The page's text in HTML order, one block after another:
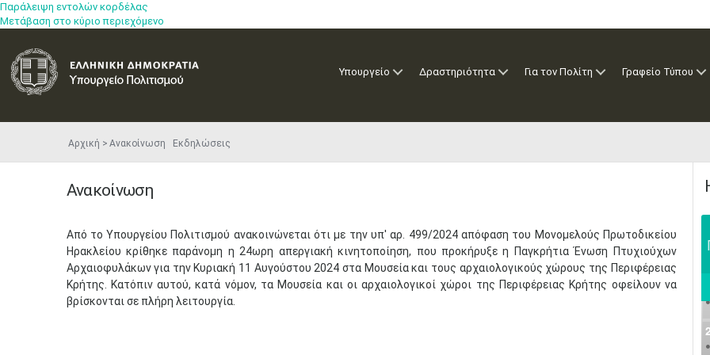
Παράλειψη εντολών κορδέλας
Μετάβαση στο κύριο περιεχόμενο
Υπουργείο Δραστηριότητα Για τον Πολίτη Γραφείο Τύπου
Αρχική Ανακοίνωση Εκδηλώσεις
Ανακοίνωση
​Από το Υπουργείου Πολιτισμού ανακοινώνεται ότι με την υπ' αρ. 499/2024 απόφαση του Μονομελούς Πρωτοδικείου
Ηρακλείου κρίθηκε παράνομη η 24ωρη απεργιακή κινητοποίηση, που προκήρυξε η Παγκρήτια Ένωση Πτυχιούχων
Αρχαιοφυλάκων για την Κυριακή 11 Αυγούστου 2024 στα Μουσεία και τους αρχαιολογικούς χώρους της Περιφέρειας
Κρήτης. Κατόπιν αυτού, κατά νόμον, τα Μουσεία και οι αρχαιολογικοί χώροι της Περιφέρειας Κρήτης οφείλουν να
βρίσκονται σε πλήρη λειτουργία.
•
•